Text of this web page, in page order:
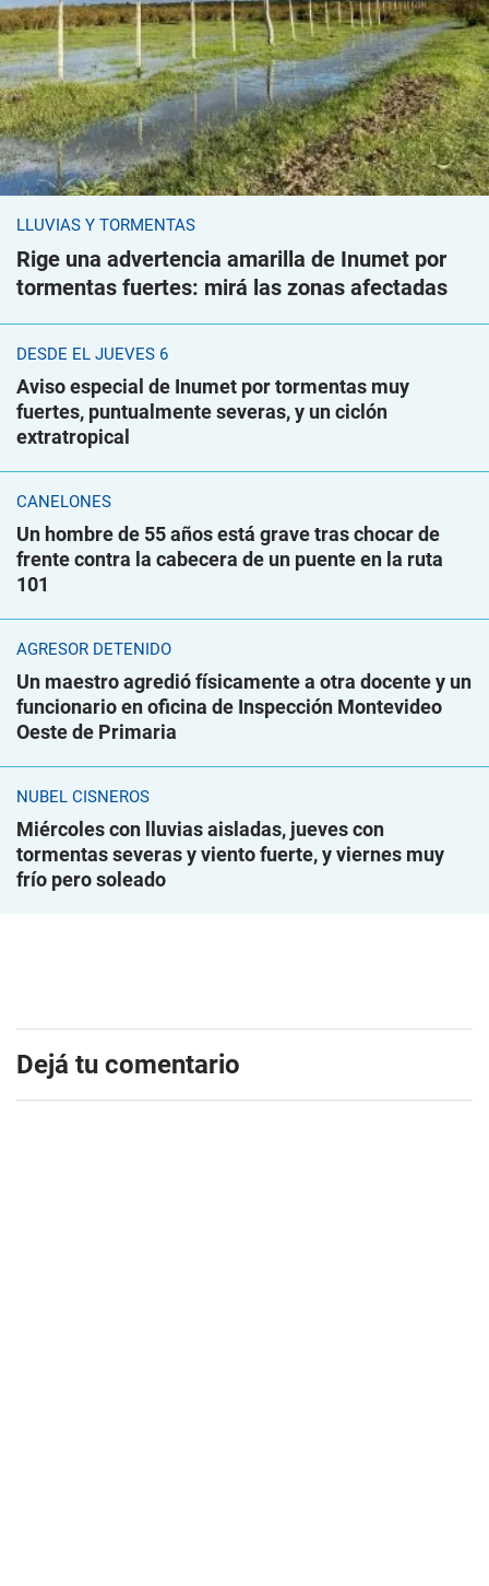
LLUVIAS Y TORMENTAS
Rige una advertencia amarilla de Inumet por
tormentas fuertes: mirá las zonas afectadas
DESDE EL JUEVES 6
Aviso especial de Inumet por tormentas muy
fuertes, puntualmente severas, y un ciclón
extratropical
CANELONES
Un hombre de 55 años está grave tras chocar de
frente contra la cabecera de un puente en la ruta
101
AGRESOR DETENIDO
Un maestro agredió físicamente a otra docente y un
funcionario en oficina de Inspección Montevideo
Oeste de Primaria
NUBEL CISNEROS
Miércoles con lluvias aisladas, jueves con
tormentas severas y viento fuerte, y viernes muy
frío pero soleado
Dejá tu comentario